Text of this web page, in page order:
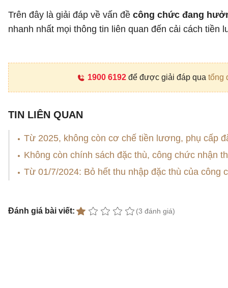
Trên đây là giải đáp về vấn đề công chức đang
nhanh nhất mọi thông tin liên quan đến cải cách tiền
1900 6192để được giải đáp qua tổng
TIN LIÊN QUAN
Từ 2025, không còn cơ chế tiền lương, phụ cấp
Không còn chính sách đặc thù, công chức nhận
Từ 01/7/2024: Bỏ hết thu nhập đặc thù của công
Đánh giá bài viết: (3 đánh giá)